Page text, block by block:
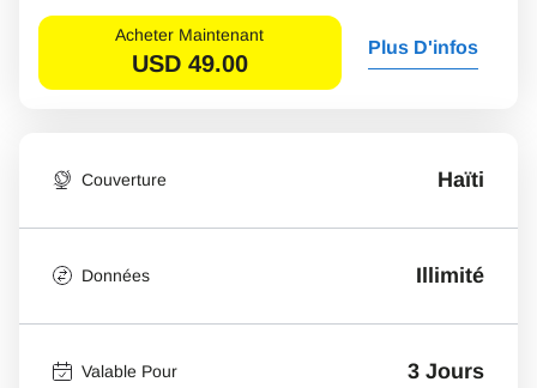
Acheter Maintenant
USD 49.00
Plus D'infos
Couverture Haïti
Données Illimité
Valable Pour 3 Jours